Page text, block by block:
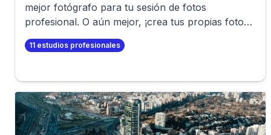
mejor fotógrafo para tu sesión de fotos
profesional. O aún mejor, ¡crea tus propias fotos
profesionales en minutos!
11 estudios profesionales